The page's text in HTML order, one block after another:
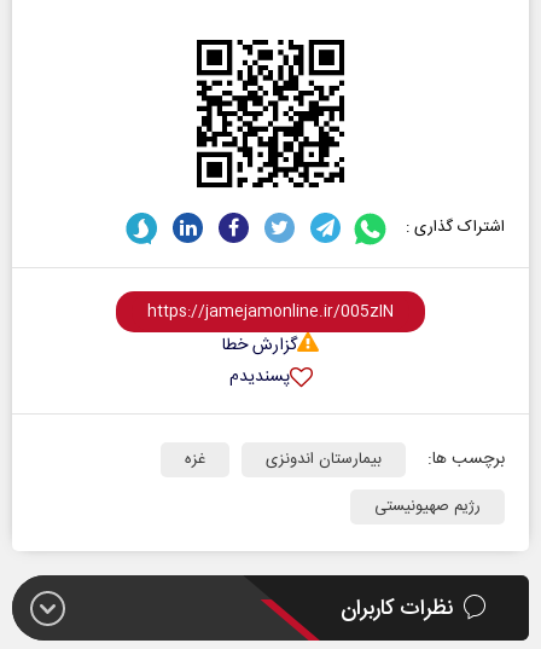
اشتراک گذاری :
گزارش خطا
پسندیدم
برچسب ها: بیمارستان اندونزی
غزه
رژیم صهیونیستی
نظرات کاربران